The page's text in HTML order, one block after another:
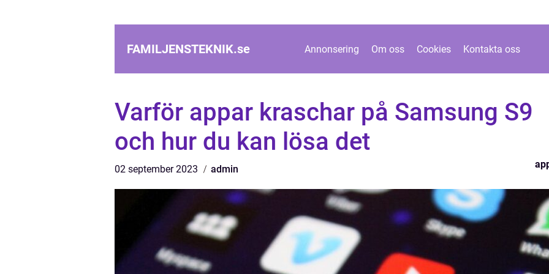
FAMILJENSTEKNIK.se Annonsering Om oss Cookies Kontakta oss
Varför appar kraschar på Samsung S9
och hur du kan lösa det
02 september 2023 admin